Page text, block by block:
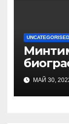
UNCATEGORISED
семья
МАЙ 30,